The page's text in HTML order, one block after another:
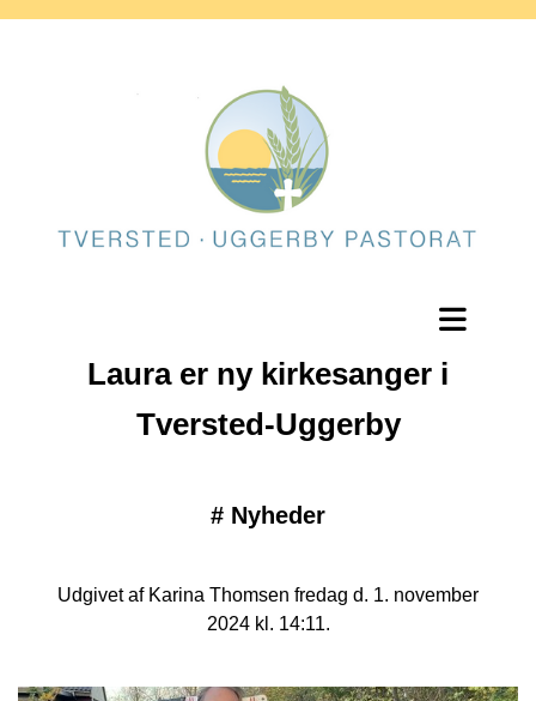
Laura er ny kirkesanger i
Tversted-Uggerby
# Nyheder
Udgivet af Karina Thomsen fredag d. 1. november
2024 kl. 14:11.